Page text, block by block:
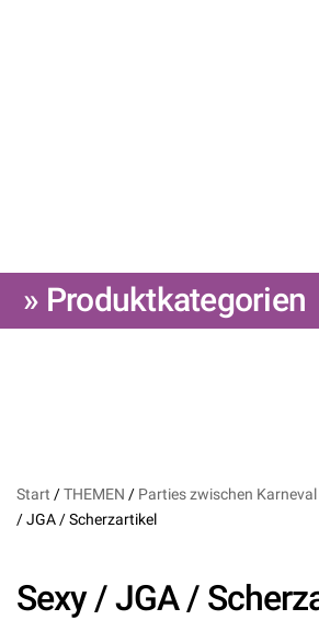
» Produktkategorien
Start /THEMEN / Parties zwischen
/ JGA / Scherzartikel
Sexy / JGA /